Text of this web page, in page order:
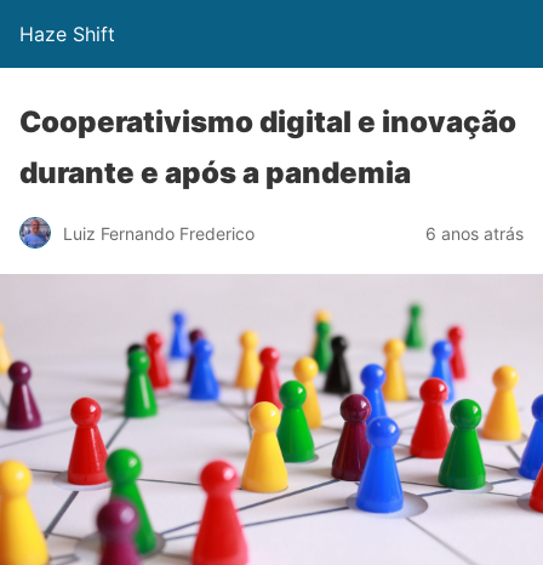
Haze Shift
Cooperativismo digital e inovação
durante e após a pandemia
Luiz Fernando Frederico 6 anos atrás